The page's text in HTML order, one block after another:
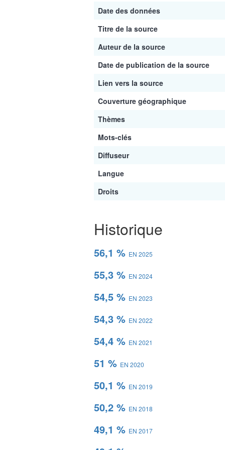
Date des données
Titre de la source
Auteur de la source
Date de publication de la source
Lien vers la source
Couverture géographique
Thèmes
Mots-clés
Diffuseur
Langue
Droits
Historique
56,1 % EN 2025
55,3 % EN 2024
54,5 % EN 2023
54,3 % EN 2022
54,4 % EN 2021
51 % EN 2020
50,1 % EN 2019
50,2 % EN 2018
49,1 % EN 2017